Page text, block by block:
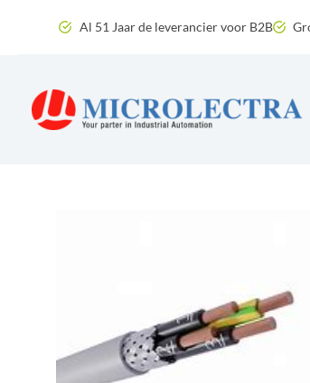
inhoud
Al 51 Jaar de leverancier voor B2B